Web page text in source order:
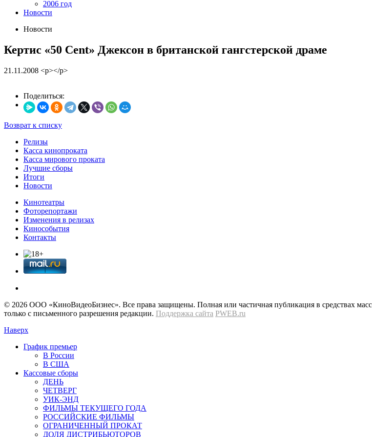
2006 год
Новости
Новости
Кертис «50 Cent» Джексон в британской гангстерской драме
21.11.2008 <p></p>
Поделиться:
Возврат к списку
Релизы
Касса кинопроката
Касса мирового проката
Лучшие сборы
Итоги
Новости
Кинотеатры
Фоторепортажи
Изменения в релизах
Кинособытия
Контакты
© 2026 OOО «КиноВидеоБизнес». Все права защищены. Полная или частичная публикация в средствах
только с письменного разрешения редакции. Поддержка сайта PWEB.ru
Наверх
График премьер
В России
В США
Кассовые сборы
ДЕНЬ
ЧЕТВЕРГ
УИК-ЭНД
ФИЛЬМЫ ТЕКУЩЕГО ГОДА
РОССИЙСКИЕ ФИЛЬМЫ
ОГРАНИЧЕННЫЙ ПРОКАТ
ДОЛЯ ДИСТРИБЬЮТОРОВ